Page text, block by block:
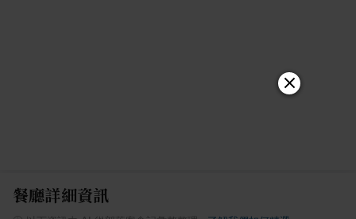
餐廳詳細資訊